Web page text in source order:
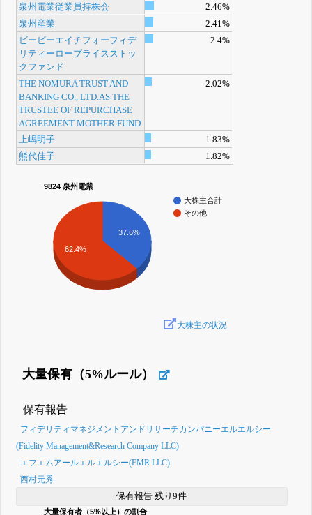
泉州電業従業員持株会
2.46%
泉州産業
2.41%
ビービーエイチフォーフィデ
リティーロープライスストッ
クファンド
2.4%
THE NOMURA TRUST AND
BANKING CO., LTD.AS THE
TRUSTEE OF REPURCHASE
AGREEMENT MOTHER FUND
2.02%
上嶋明子
1.83%
熊代佳子
1.82%
9824 泉州電業
大株主合計
その他
37.6%
62.4%
大株主の状況
大量保有（5%ルール）
保有報告
フィデリティマネジメントアンドリサーチカンパニーエルエルシー
(Fidelity Management&Research Company LLC)
エフエムアールエルエルシー(FMR LLC)
西村元秀
保有報告 残り9件
大量保有者（5%以上）の割合